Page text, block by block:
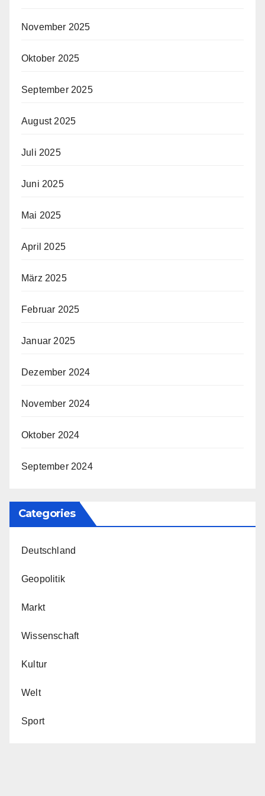
November 2025
Oktober 2025
September 2025
August 2025
Juli 2025
Juni 2025
Mai 2025
April 2025
März 2025
Februar 2025
Januar 2025
Dezember 2024
November 2024
Oktober 2024
September 2024
Categories
Deutschland
Geopolitik
Markt
Wissenschaft
Kultur
Welt
Sport